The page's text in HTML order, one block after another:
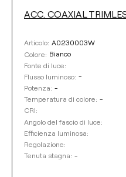
ACC. COAXIAL
Articolo: A0230003W
Colore: Bianco
Fonte di luce:
Flusso luminoso: -
Potenza: -
Temperatura di colore: -
CRI:
Angolo del fascio di luce:
Efficienza luminosa:
Regolazione:
Tenuta stagna: -